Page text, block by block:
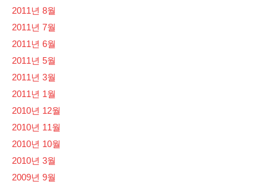
2011년 8월
2011년 7월
2011년 6월
2011년 5월
2011년 3월
2011년 1월
2010년 12월
2010년 11월
2010년 10월
2010년 3월
2009년 9월